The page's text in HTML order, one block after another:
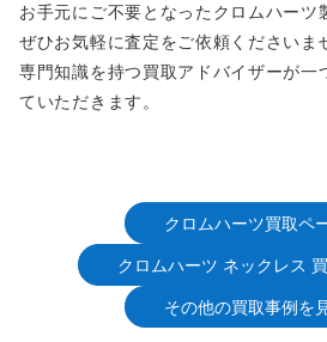
お手元にご不要となったクロムハーツ
ぜひお気軽に査定をご依頼くださいま
専門知識を持つ買取アドバイザーが一
ていただきます。
クロムハーツ買取ペ
クロムハーツ ネックレス
その他の買取事例を